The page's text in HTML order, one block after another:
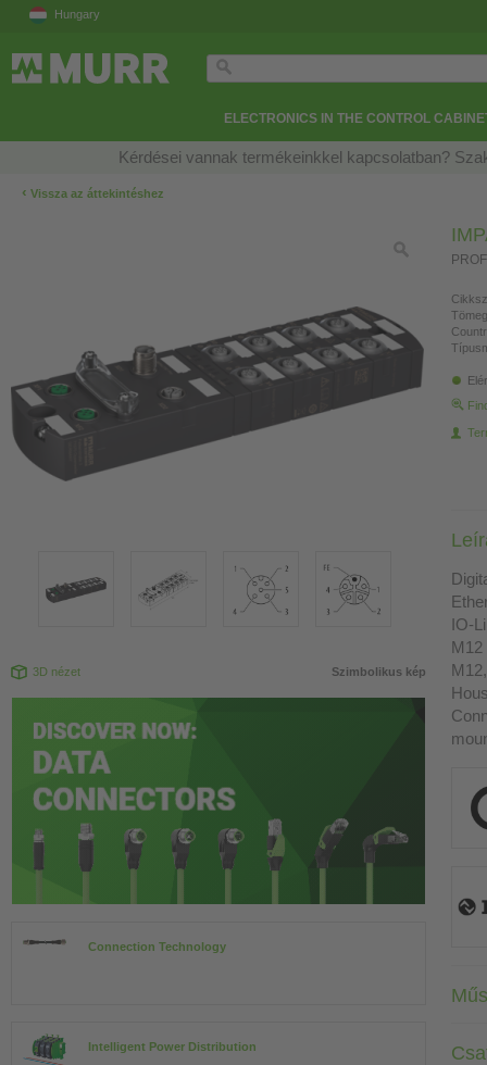
Hungary
ELECTRONICS IN THE CONTROL
Kérdései vannak termékeinkkel kapcsolatban?
‹ Vissza az áttekintéshez
3D nézet Szimbolikus kép
Connection Technology
Intelligent Power Distribution
IO-
M12